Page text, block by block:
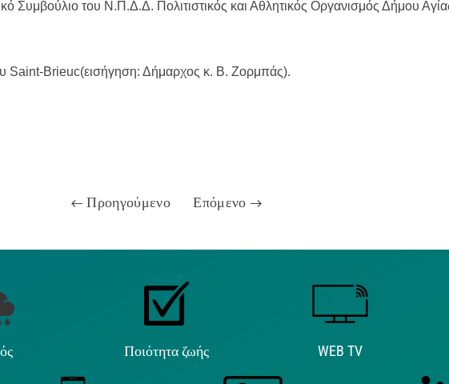
Συμβούλιο του Ν.Π.Δ.Δ. Πολιτιστικός και Αθλητικός Οργανισμός Δήμου
Saint-Brieuc(εισήγηση: Δήμαρχος κ. Β. Ζορμπάς).
Προηγούμενο Επόμενο
Ποιότητα ζωής WEB TV